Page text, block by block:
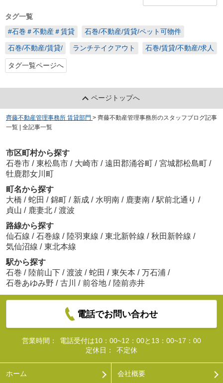
タグ一覧
#石巻＃不動産＃賃貸
石巻/不動産/賃貸/ペット可物件
石巻/不動産/賃貸/ ランチテイクアウト 石巻/賃貸/不動産/求人
タグ一覧ページへ
ページトップへ
齊藤不動産管理事務所 賃貸部門 > 齊藤不動産管理事務所のスタッフブログ記事
一覧 | 全記事一覧
市区町村から探す
石巻市 / 東松島市 / 大崎市 / 遠田郡涌谷町 / 宮城郡松島町 /
牡鹿郡女川町
町名から探す
大橋 / 蛇田 / 錦町 / 新成 / 水明南 / 鹿妻南 / 駅前北通り /
貞山 / 鹿妻北 / 渡波
路線から探す
仙石線 / 石巻線 / 陸羽東線 / 東北新幹線 / 秋田新幹線 /
気仙沼線 / 東北本線
駅から探す
石巻 / 陸前山下 / 渡波 / 蛇田 / 東矢本 / 万石浦 /
石巻あゆみ野 / 古川 / 前谷地 / 陸前赤井
電話でお問い合わせ
営業時間：
電話受付は10：00~12：00と13：00~17：00
定休日：
不定休
ホーム 会社概要